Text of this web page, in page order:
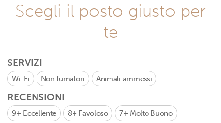
Scegli il posto giusto per
te
SERVIZI
Wi-Fi Non fumatori Animali ammessi
RECENSIONI
9+ Eccellente 8+ Favoloso 7+ Molto Buono